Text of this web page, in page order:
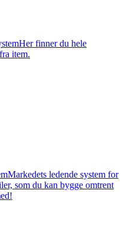
Her finner du hele
item.
Markedets ledende system for
som du kan bygge omtrent